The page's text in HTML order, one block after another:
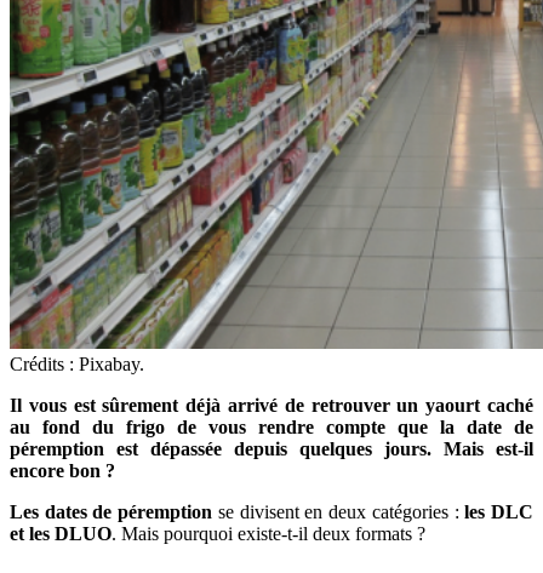
Crédits : Pixabay.
Il vous est sûrement déjà arrivé de retrouver un yaourt caché
au fond du frigo de vous rendre compte que la date de
péremption est dépassée depuis quelques jours. Mais est-il
encore bon ?
Les dates de péremption se divisent en deux catégories :les DLC
et les DLUO. Mais pourquoi existe-t-il deux formats ?